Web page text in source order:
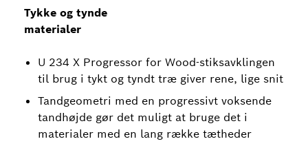
Tykke og tynde
materialer
U 234 X Progressor for Wood-stiksavklingen
til brug i tykt og tyndt træ giver rene, lige snit
Tandgeometri med en progressivt voksende
tandhøjde gør det muligt at bruge det i
materialer med en lang række tætheder